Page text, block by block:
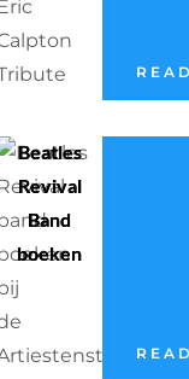
Beatles
Revival
Band
boeken